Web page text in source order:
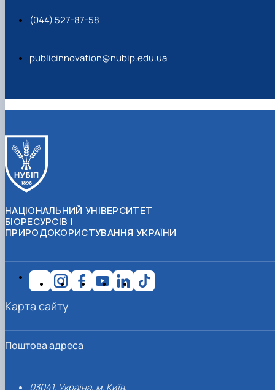
(044) 527-87-58
publicinnovation@nubip.edu.ua
НАЦІОНАЛЬНИЙ УНІВЕРСИТЕТ
БІОРЕСУРСІВ І
ПРИРОДОКОРИСТУВАННЯ УКРАЇНИ
Поштова адреса
03041, Україна, м. Київ,
Карта сайту